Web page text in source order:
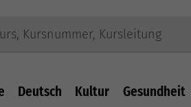
Deutsch Kultur Gesundheit